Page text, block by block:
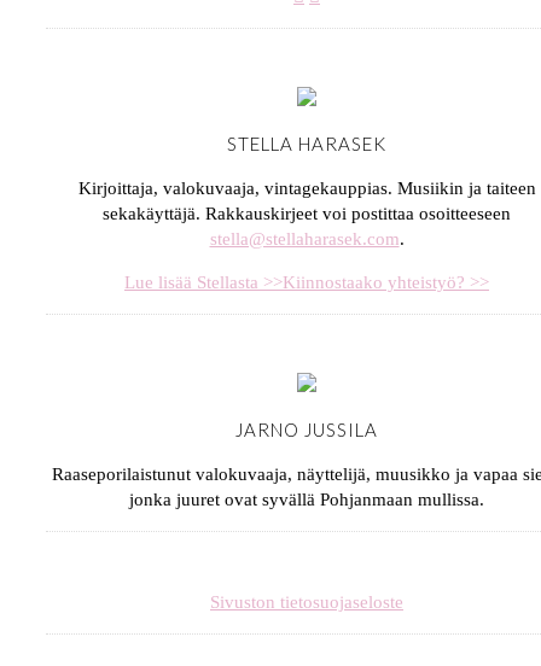
STELLA HARASEK
Kirjoittaja, valokuvaaja, vintagekauppias. Musiikin ja taiteen
sekakäyttäjä. Rakkauskirjeet voi postittaa osoitteeseen
stella@stellaharasek.com.
Lue lisää Stellasta >>Kiinnostaako yhteistyö? >>
JARNO JUSSILA
Raaseporilaistunut valokuvaaja, näyttelijä, muusikko ja vapaa
jonka juuret ovat syvällä Pohjanmaan mullissa.
Sivuston tietosuojaseloste